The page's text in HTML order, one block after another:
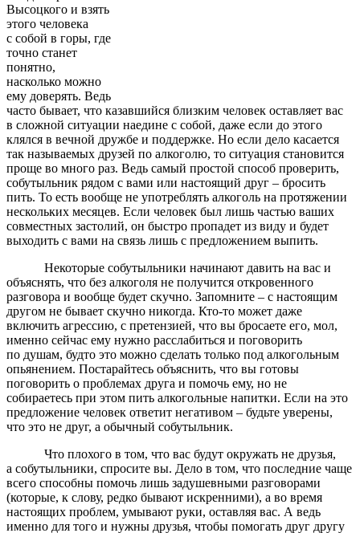
Высоцкого и взять
этого человека
с собой в горы, где
точно станет
понятно,
насколько можно
ему доверять. Ведь
часто бывает, что казавшийся близким человек оставляет вас
в сложной ситуации наедине с собой, даже если до этого
клялся в вечной дружбе и поддержке. Но если дело касается
так называемых друзей по алкоголю, то ситуация становится
проще во много раз. Ведь самый простой способ проверить,
собутыльник рядом с вами или настоящий друг – бросить
пить. То есть вообще не употреблять алкоголь на протяжении
нескольких месяцев. Если человек был лишь частью ваших
совместных застолий, он быстро пропадет из виду и будет
выходить с вами на связь лишь с предложением выпить.
Некоторые собутыльники начинают давить на вас и
объяснять, что без алкоголя не получится откровенного
разговора и вообще будет скучно. Запомните – с настоящим
другом не бывает скучно никогда. Кто-то может даже
включить агрессию, с претензией, что вы бросаете его, мол,
именно сейчас ему нужно расслабиться и поговорить
по душам, будто это можно сделать только под алкогольным
опьянением. Постарайтесь объяснить, что вы готовы
поговорить о проблемах друга и помочь ему, но не
собираетесь при этом пить алкогольные напитки. Если на это
предложение человек ответит негативом – будьте уверены,
что это не друг, а обычный собутыльник.
Что плохого в том, что вас будут окружать не друзья,
а собутыльники, спросите вы. Дело в том, что последние чаще
всего способны помочь лишь задушевными разговорами
(которые, к слову, редко бывают искренними), а во время
настоящих проблем, умывают руки, оставляя вас. А ведь
именно для того и нужны друзья, чтобы помогать друг другу